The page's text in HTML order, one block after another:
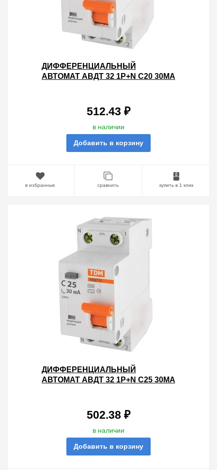
ДИФФЕРЕНЦИАЛЬНЫЙ
АВТОМАТ АВДТ 32 1P+N C20 30МА
512.43 ₽
в наличии
Добавить в корзину
в избранные сравнить купить в 1 клик
ДИФФЕРЕНЦИАЛЬНЫЙ
АВТОМАТ АВДТ 32 1P+N C25 30МА
502.38 ₽
в наличии
Добавить в корзину